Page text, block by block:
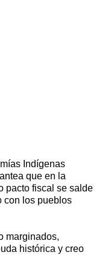
Indígenas
que en la
pacto fiscal se salde
con los pueblos
marginados,
histórica y creo